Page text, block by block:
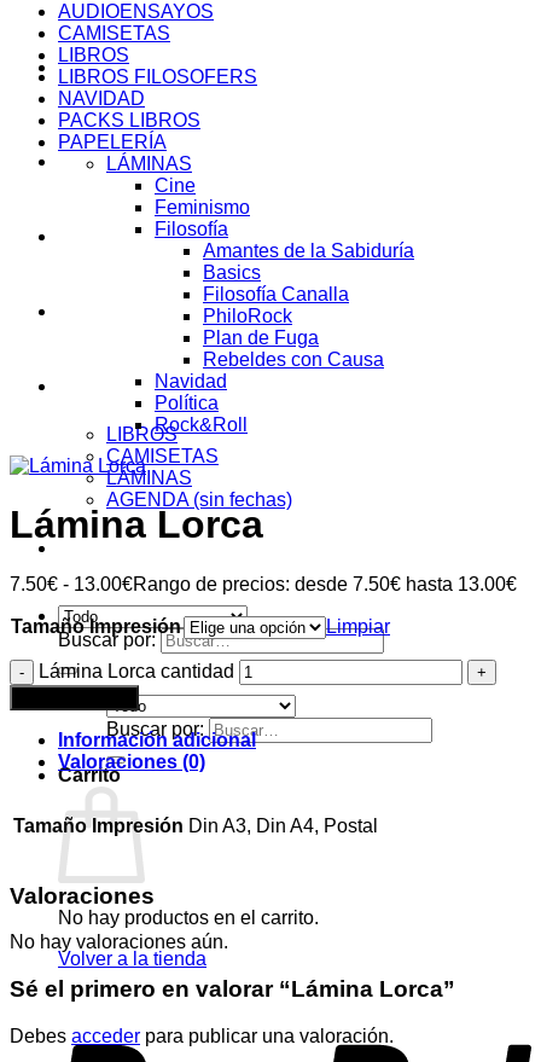
SOBRE MI
AUDIOENSAYOS
LIBROS
CAMISETAS
LÁMINAS
AGENDA (sin fechas)
Buscar por:
Buscar por:
Carrito
No hay productos en el carrito.
Volver a la tienda
AUDIOENSAYOS
CAMISETAS
LIBROS
LIBROS FILOSOFERS
NAVIDAD
PACKS LIBROS
PAPELERÍA
LÁMINAS
Cine
Feminismo
Filosofía
Amantes de la Sabiduría
Basics
Filosofía Canalla
PhiloRock
Plan de Fuga
Rebeldes con Causa
Navidad
Política
Rock&Roll
Lámina Lorca
7.50€ - 13.00€Rango de precios: desde 7.50€ hasta 13.00€
Tamaño Impresión Limpiar
Lámina Lorca cantidad
Información adicional
Valoraciones (0)
Tamaño Impresión Din A3, Din A4, Postal
Valoraciones
No hay valoraciones aún.
Sé el primero en valorar “Lámina Lorca”
Debes acceder para publicar una valoración.